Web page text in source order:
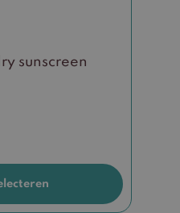
sunscreen